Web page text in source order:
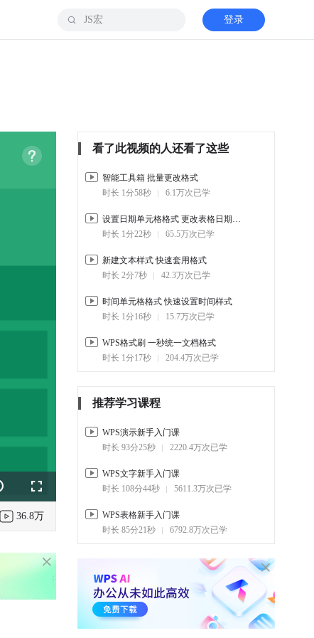
登录
Fullscreen
36.8万
看了此视频的人还看了这些
智能工具箱 批量更改格式
时长 1分58秒
6.1万次已学
设置日期单元格格式 更改表格日期样式
时长 1分22秒
65.5万次已学
新建文本样式 快速套用格式
时长 2分7秒
42.3万次已学
时间单元格格式 快速设置时间样式
时长 1分16秒
15.7万次已学
WPS格式刷 一秒统一文档格式
时长 1分17秒
204.4万次已学
推荐学习课程
WPS演示新手入门课
时长 93分25秒
2220.4万次已学
WPS文字新手入门课
时长 108分44秒
5611.3万次已学
WPS表格新手入门课
时长 85分21秒
6792.8万次已学